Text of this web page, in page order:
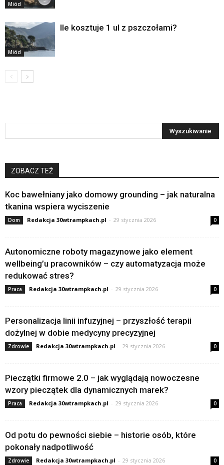
Miód
Miód
Ile kosztuje 1 ul z pszczołami?
ZOBACZ TEŻ
Koc bawełniany jako domowy grounding – jak naturalna
tkanina wspiera wyciszenie
Dom Redakcja 30wtrampkach.pl - 29 stycznia 2026 0
Autonomiczne roboty magazynowe jako element
wellbeing’u pracowników – czy automatyzacja może
redukować stres?
Praca Redakcja 30wtrampkach.pl - 29 stycznia 2026 0
Personalizacja linii infuzyjnej – przyszłość terapii
dożylnej w dobie medycyny precyzyjnej
Zdrowie Redakcja 30wtrampkach.pl - 29 stycznia 2026 0
Pieczątki firmowe 2.0 – jak wyglądają nowoczesne
wzory pieczątek dla dynamicznych marek?
Praca Redakcja 30wtrampkach.pl - 29 stycznia 2026 0
Od potu do pewności siebie – historie osób, które
pokonały nadpotliwość
Zdrowie Redakcja 30wtrampkach.pl - 29 stycznia 2026 0